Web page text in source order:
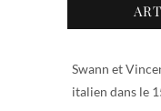
Swann et
italien dans le